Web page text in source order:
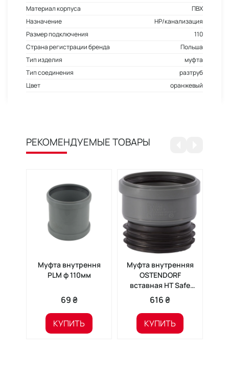
Материал корпуса
ПВХ
Назначение
НР/канализация
Размер подключения
110
Страна регистрации бренда
Польша
Тип изделия
муфта
Тип соединения
разтруб
Цвет
оранжевый
РЕКОМЕНДУЕМЫЕ ТОВАРЫ
Муфта внутрення
PLM ф 110мм
69 ₴
КУПИТЬ
Муфта внутренняя
OSTENDORF
вставная HT Safe
ф110мм
616 ₴
КУПИТЬ